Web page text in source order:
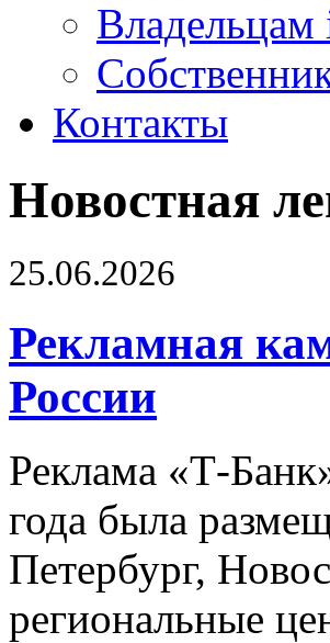
Владельцам
Контакты
Новостная
25.06.2026
Рекламная
России
Реклама «Т-
года была
Петербург,
региональные